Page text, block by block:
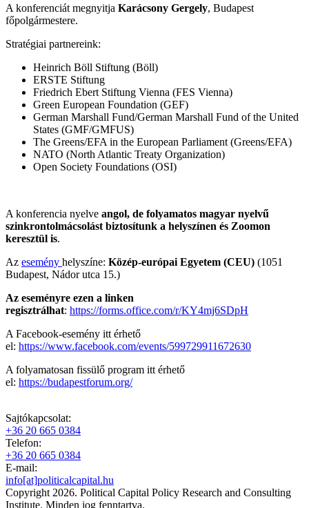
A konferenciát megnyitja Karácsony Gergely, Budapest
főpolgármestere.
Stratégiai partnereink:
Heinrich Böll Stiftung (Böll)
ERSTE Stiftung
Friedrich Ebert Stiftung Vienna (FES Vienna)
Green European Foundation (GEF)
German Marshall Fund/German Marshall Fund of the United
States (GMF/GMFUS)
The Greens/EFA in the European Parliament (Greens/EFA)
NATO (North Atlantic Treaty Organization)
Open Society Foundations (OSI)
A konferencia nyelve angol, de folyamatos magyar nyelvű
szinkrontolmácsolást biztosítunk a helyszínen és Zoomon
keresztül is.
Az esemény helyszíne: Közép-európai Egyetem (CEU) (1051
Budapest, Nádor utca 15.)
Az eseményre ezen a linken
regisztrálhat: https://forms.office.com/r/KY4mj6SDpH
A Facebook-esemény itt érhető
el: https://www.facebook.com/events/599729911672630
A folyamatosan fissülő program itt érhető
el: https://budapestforum.org/
Sajtókapcsolat:
+36 20 665 0384
Telefon:
+36 20 665 0384
E-mail:
info[at]politicalcapital.hu
Copyright 2026. Political Capital Policy Research and Consulting
Institute. Minden jog fenntartva.